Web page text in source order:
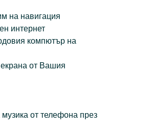
на навигация
интернет
компютър на
от Вашия
от телефона през